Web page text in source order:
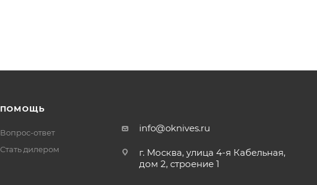
ПОМОЩЬ
Вопрос-ответ
Стать дилером
info@oknives.ru
г. Москва, улица 4-я Кабельная,
дом 2, строение 1